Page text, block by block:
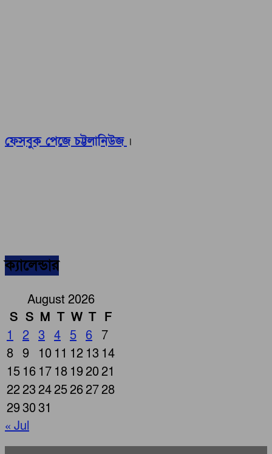
ফেসবুক পেজে চট্টলানিউজ ।
ক্যালেন্ডার
August 2026
S S M T W T F
1
2 3 4 5 6
7
8 9 10 11 12 13 14
15 16 17 18 192021
22232425262728
293031
« Jul